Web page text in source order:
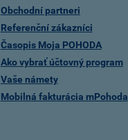
Obchodní partneri
Referenční zákazníci
Časopis Moja POHODA
Ako vybrať účtovný program
Vaše námety
Mobilná fakturácia mPohoda